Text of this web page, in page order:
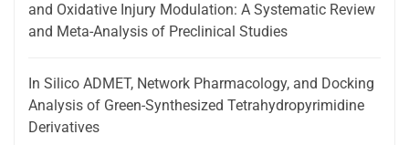
and Oxidative Injury Modulation: A Systematic Review
and Meta-Analysis of Preclinical Studies
In Silico ADMET, Network Pharmacology, and Docking
Analysis of Green-Synthesized Tetrahydropyrimidine
Derivatives